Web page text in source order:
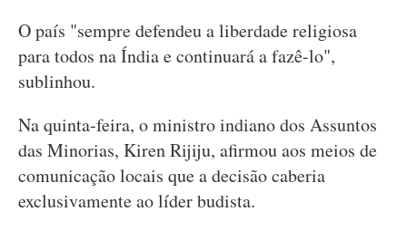
O país "sempre defendeu a liberdade religiosa
para todos na Índia e continuará a fazê-lo",
sublinhou.
Na quinta-feira, o ministro indiano dos Assuntos
das Minorias, Kiren Rijiju, afirmou aos meios de
comunicação locais que a decisão caberia
exclusivamente ao líder budista.